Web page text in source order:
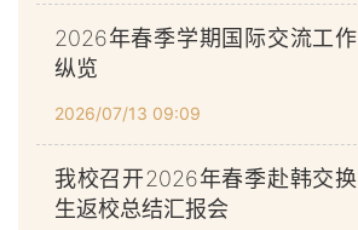
2026年春季学期国际交流工作
纵览
2026/07/13 09:09
我校召开2026年春季赴韩交换
生返校总结汇报会